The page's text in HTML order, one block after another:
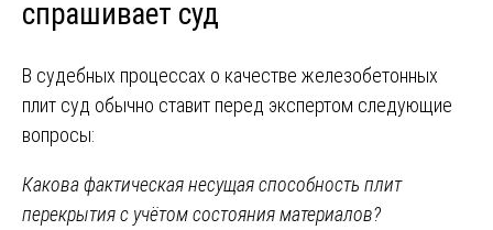
спрашивает суд
В судебных процессах о качестве железобетонных
плит суд обычно ставит перед экспертом следующие
вопросы:
Какова фактическая несущая способность плит
перекрытия с учётом состояния материалов?